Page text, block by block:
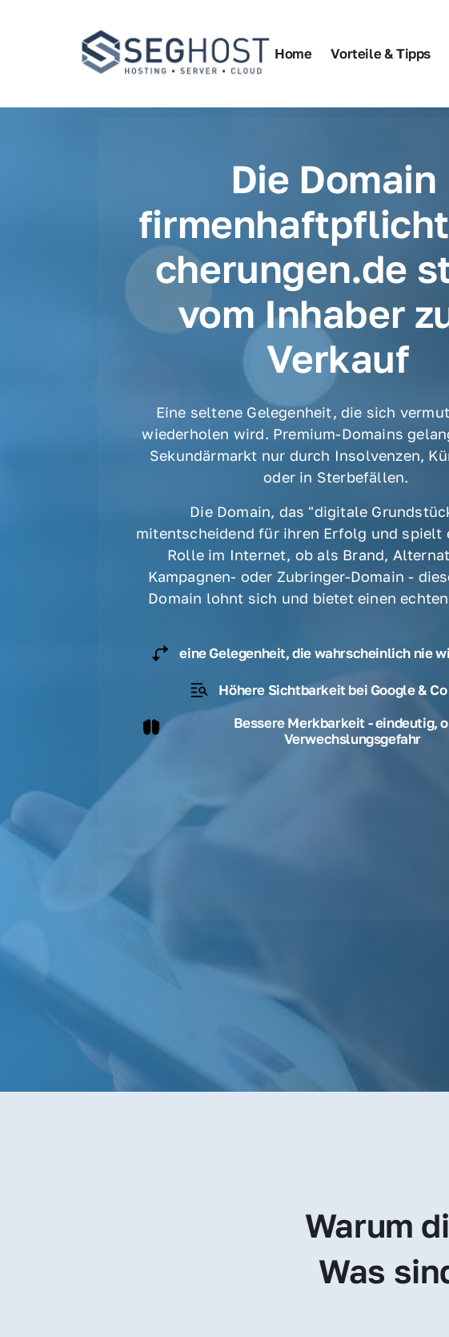
Home Vorteile & Tipps
Die Domain
cherungen.de
vom Inhaber
Verkauf
Eine seltene Gelegenheit, die sich
wiederholen wird. Premium-Domains
Sekundärmarkt nur durch Insolvenzen,
oder in Sterbefällen.
Die Domain, das "digitale
mitentscheidend für ihren Erfolg und spielt
Rolle im Internet, ob als Brand,
Kampagnen- oder Zubringer-Domain -
Domain lohnt sich und bietet einen
eine Gelegenheit, die wahrscheinlich nie
Höhere Sichtbarkeit bei Google & Co
Bessere Merkbarkeit - eindeutig,
Verwechslungsgefahr
Warum
Was